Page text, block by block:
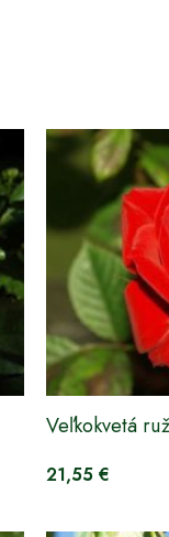
Veľkokvetá
21,55 €